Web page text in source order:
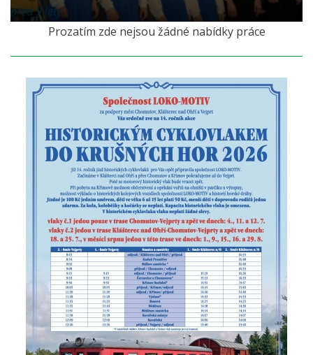
před 9 lety
Prozatím zde nejsou žádné nabídky práce